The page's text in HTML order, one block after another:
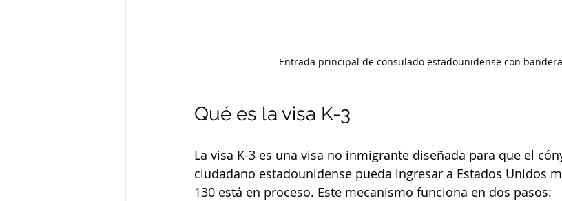
Entrada principal de consulado estadounidense con
Qué es la visa K-3
La visa K-3 es una visa no inmigrante diseñada para que el
ciudadano estadounidense pueda ingresar a Estados Unidos
130 está en proceso. Este mecanismo funciona en dos pasos: